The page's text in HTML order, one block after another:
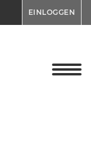
EINLOGGEN